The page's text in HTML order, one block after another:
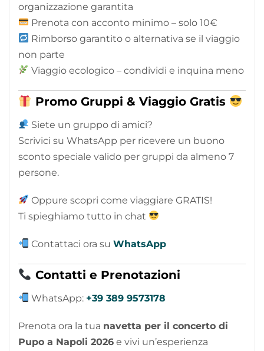
organizzazione garantita
Prenota con acconto minimo – solo 10€
Rimborso garantito o alternativa se il viaggio
non parte
Viaggio ecologico – condividi e inquina meno
Promo Gruppi & Viaggio Gratis
Siete un gruppo di amici?
Scrivici su WhatsApp per ricevere un buono
sconto speciale valido per gruppi da almeno 7
persone.
Oppure scopri come viaggiare GRATIS!
Ti spieghiamo tutto in chat
Contattaci ora suWhatsApp
Contatti e Prenotazioni
WhatsApp: +39 389 9573178
Prenota ora la tua navetta per il concerto di
Pupo a Napoli 2026 e vivi un’esperienza